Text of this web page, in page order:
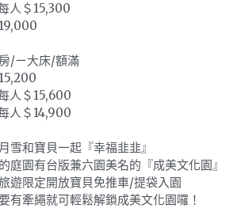
人＄15,300
/ㄧ大床/額滿
人＄15,600
人＄14,900
雪和寶貝一起『幸福韭韭』
庭園有台版兼六園美名的『成美文化園』
遊限定開放寶貝免推車/提袋入園
有牽繩就可輕鬆解鎖成美文化園囉！